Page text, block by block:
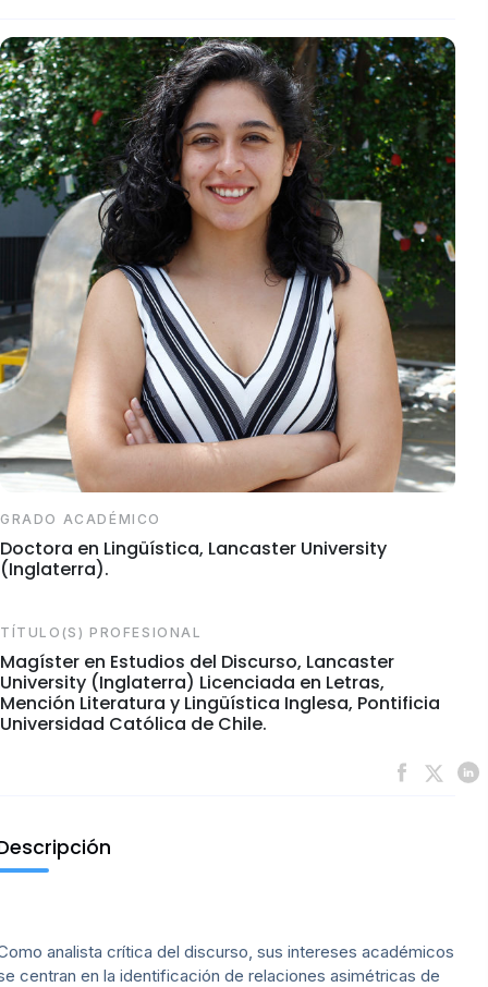
GRADO ACADÉMICO
Doctora en Lingüística, Lancaster University
(Inglaterra).
TÍTULO(S) PROFESIONAL
Magíster en Estudios del Discurso, Lancaster
University (Inglaterra) Licenciada en Letras,
Mención Literatura y Lingüística Inglesa, Pontificia
Universidad Católica de Chile.
analista crítica del discurso, sus intereses académicos
centran en la identificación de relaciones asimétricas de